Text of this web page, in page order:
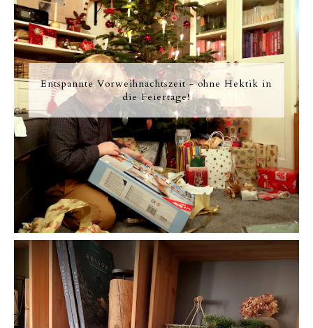
Entspannte Vorweihnachtszeit - ohne Hektik in
die Feiertage!